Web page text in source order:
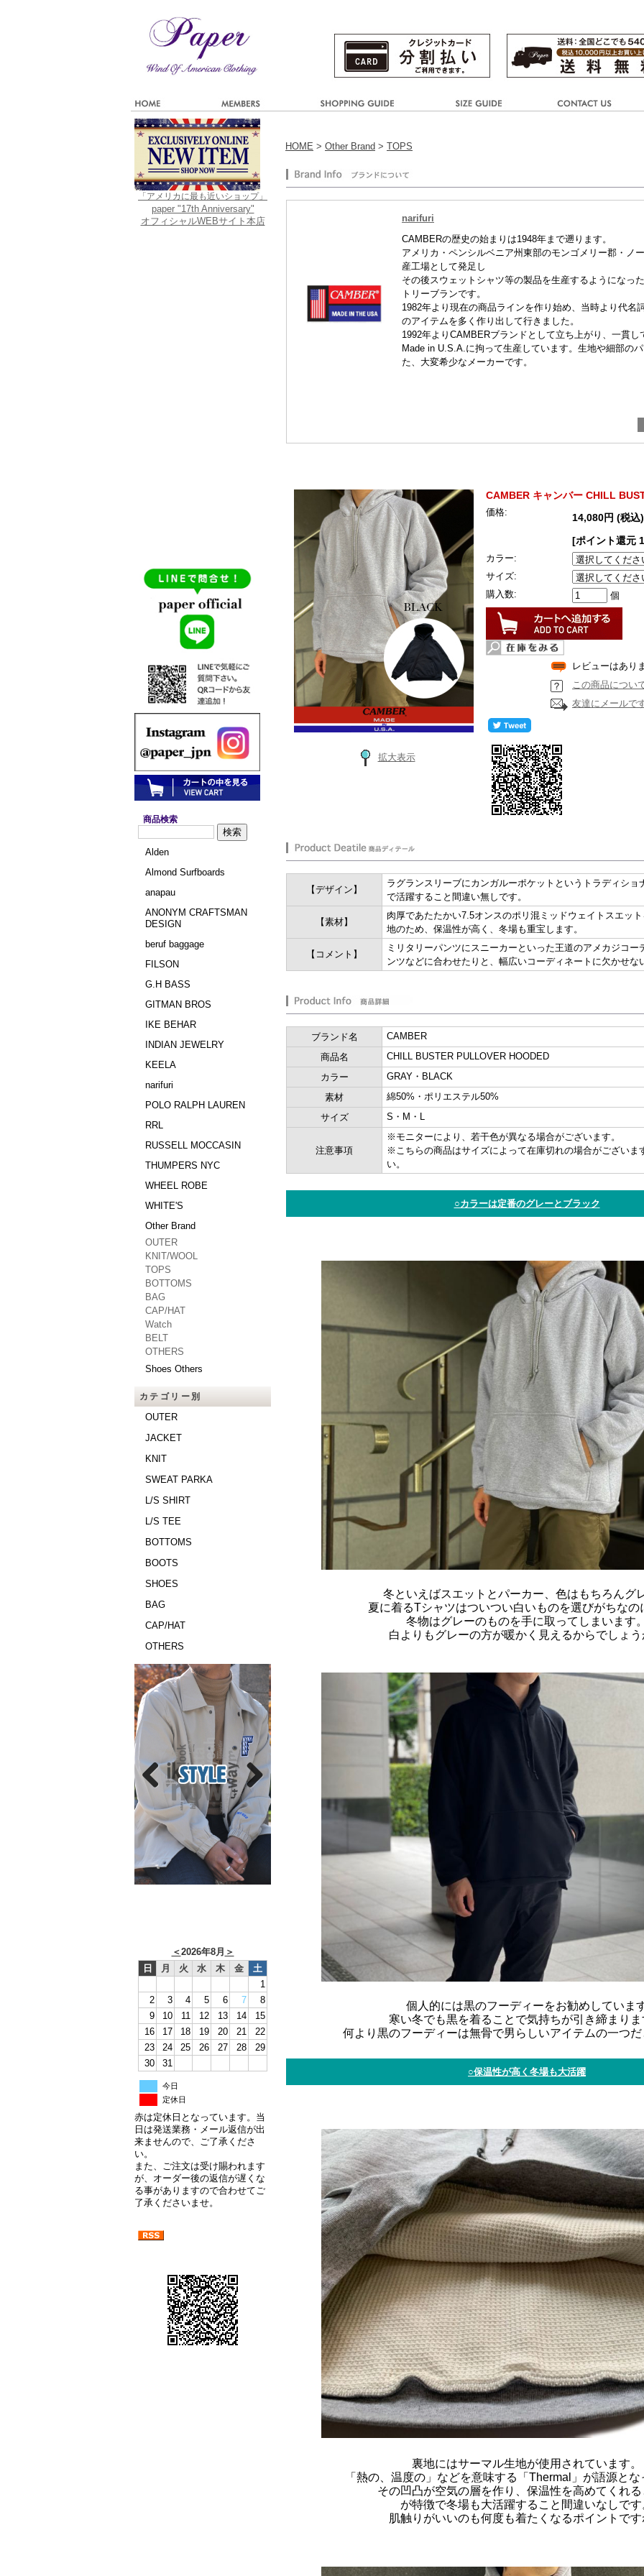
「アメリカに最も近いショップ」
paper "17th Anniversary"
オフィシャルWEBサイト本店
商品検索
Alden
Almond Surfboards
anapau
ANONYM CRAFTSMAN
DESIGN
beruf baggage
FILSON
G.H BASS
GITMAN BROS
IKE BEHAR
INDIAN JEWELRY
KEELA
narifuri
POLO RALPH LAUREN
RRL
RUSSELL MOCCASIN
THUMPERS NYC
WHEEL ROBE
WHITE'S
Other Brand
OUTER
KNIT/WOOL
TOPS
BOTTOMS
BAG
CAP/HAT
Watch
BELT
OTHERS
Shoes Others
カテゴリー別
OUTER
JACKET
KNIT
SWEAT PARKA
L/S SHIRT
L/S TEE
BOTTOMS
BOOTS
SHOES
BAG
CAP/HAT
OTHERS
＜2026年8月 ＞
日
月 火 水 木 金
土
1
2
3 4 5 6 7
8
9
10 11 12 13 14
15
16
17 18 19 20 21
22
23
24 25 26 27 28
29
30
31
今日
定休日
赤は定休日となっています。当
日は発送業務・メール返信が出
来ませんので、ご了承くださ
い。
また、ご注文は受け賜われます
が、オーダー後の返信が遅くな
る事がありますので合わせてご
了承くださいませ。
HOME > Other Brand > TOPS
narifuri
CAMBERの歴史の始まりは1948年まで遡ります。
アメリカ・ペンシルベニア州東部のモンゴメリー郡・ノ
産工場として発足し
その後スウェットシャツ等の製品を生産するようになっ
トリーブランです。
1982年より現在の商品ラインを作り始め、当時より代名
のアイテムを多く作り出して行きました。
1992年よりCAMBERブランドとして立ち上がり、一貫
Made in U.S.A.に拘って生産しています。生地や細部の
た、大変希少なメーカーです。
拡大表示
CAMBER キャンバー CHILL
価格:
14,080円 (税込)
[ポイント還元
カラー:
サイズ:
購入数:
個
レビューはあり
この商品につい
友達にメールで
【デザイン】
ラグランスリーブにカンガルーポケットというトラディショ
で活躍すること間違い無しです。
【素材】
肉厚であたたかい7.5オンスのポリ混ミッドウェイトスエッ
地のため、保温性が高く、冬場も重宝します。
【コメント】
ミリタリーパンツにスニーカーといった王道のアメカジコ
ンツなどに合わせたりと、幅広いコーディネートに欠かせな
ブランド名
CAMBER
商品名
CHILL BUSTER PULLOVER HOODED
カラー
GRAY・BLACK
素材
綿50%・ポリエステル50%
サイズ
S・M・L
注意事項
※モニターにより、若干色が異なる場合がございます。
※こちらの商品はサイズによって在庫切れの場合がございま
い。
○カラーは定番のグレーとブラック
冬といえばスエットとパーカー、色はもちろんグ
夏に着るTシャツはついつい白いものを選びがちなの
冬物はグレーのものを手に取ってしまいます
白よりもグレーの方が暖かく見えるからでしょ
個人的には黒のフーディーをお勧めしていま
寒い冬でも黒を着ることで気持ちが引き締まり
何より黒のフーディーは無骨で男らしいアイテムの一つ
○保温性が高く冬場も大活躍
裏地にはサーマル生地が使用されています。
「熱の、温度の」などを意味する「Thermal」が語源と
その凹凸が空気の層を作り、保温性を高めてくれ
が特徴で冬場も大活躍すること間違いなしです
肌触りがいいのも何度も着たくなるポイントで